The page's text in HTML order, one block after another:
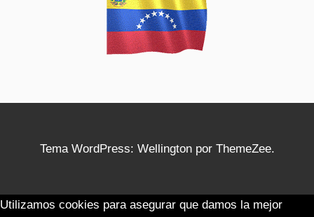
Tema WordPress: Wellington por ThemeZee.
Utilizamos cookies para asegurar que damos la mejor